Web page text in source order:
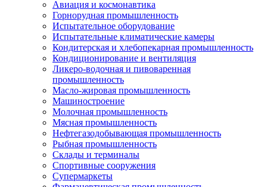
Авиация и космонавтика
Горнорудная промышленность
Испытательное оборудование
Испытательные климатические камеры
Кондитерская и хлебопекарная промышленность
Кондиционирование и вентиляция
Ликеро-водочная и пивоваренная
промышленность
Масло-жировая промышленность
Машиностроение
Молочная промышленность
Мясная промышленность
Нефтегазодобывающая промышленность
Рыбная промышленность
Склады и терминалы
Спортивные сооружения
Супермаркеты